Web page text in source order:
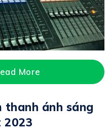
More
thanh ánh sáng
2023